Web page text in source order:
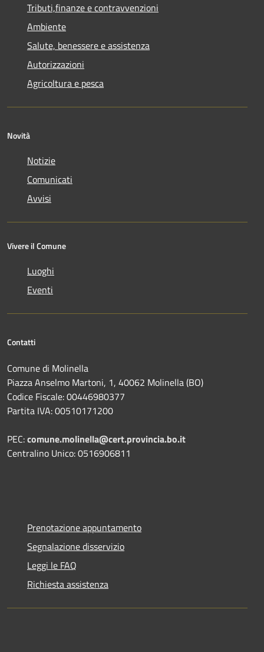
Tributi,finanze e contravvenzioni
Ambiente
Salute, benessere e assistenza
Autorizzazioni
Agricoltura e pesca
Novità
Notizie
Comunicati
Avvisi
Vivere il Comune
Luoghi
Eventi
Contatti
Comune di Molinella
Piazza Anselmo Martoni, 1, 40062 Molinella (BO)
Codice Fiscale: 00446980377
Partita IVA: 00510171200
PEC:comune.molinella@cert.provincia.bo.it
Centralino Unico: 0516906811
Prenotazione appuntamento
Segnalazione disservizio
Leggi le FAQ
Richiesta assistenza